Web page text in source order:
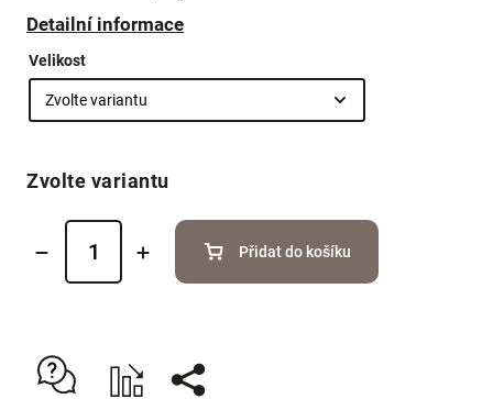
Detailní informace
Velikost
Zvolte variantu
Přidat do košíku